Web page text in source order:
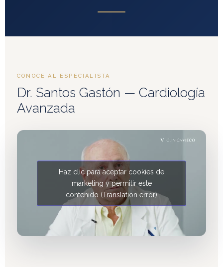
CONOCE AL ESPECIALISTA
Dr. Santos Gastón — Cardiología
Avanzada
Haz clic para aceptar cookies de
marketing y permitir este
contenido (Translation error)